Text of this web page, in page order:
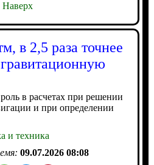
Наверх
в 2,5 раза точнее
в расчетах при решении
и при определении
и техника
09.07.2026 08:08